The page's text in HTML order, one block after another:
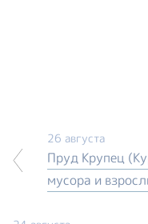
26 августа
Пруд Крупец
мусора и